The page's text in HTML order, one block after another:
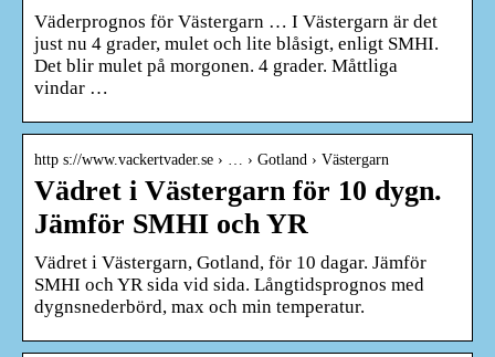
Väderprognos för Västergarn … I Västergarn är det
just nu 4 grader, mulet och lite blåsigt, enligt SMHI.
Det blir mulet på morgonen. 4 grader. Måttliga
vindar …
http s://www.vackertvader.se › … › Gotland › Västergarn
Vädret i Västergarn för 10 dygn.
Jämför SMHI och YR
Vädret i Västergarn, Gotland, för 10 dagar. Jämför
SMHI och YR sida vid sida. Långtidsprognos med
dygnsnederbörd, max och min temperatur.